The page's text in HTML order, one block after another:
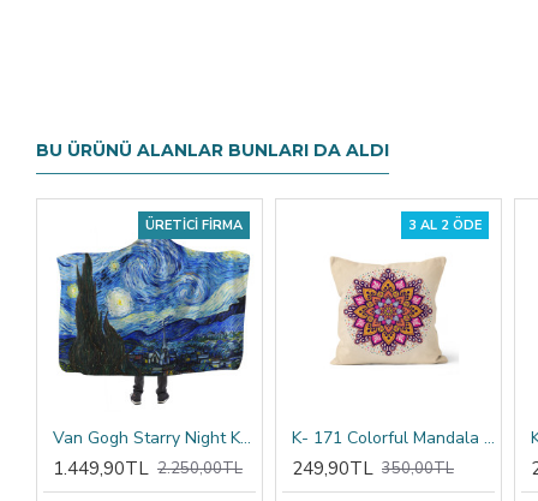
BU ÜRÜNÜ ALANLAR BUNLARI DA ALDI
ÜRETICI FIRMA
Van Gogh Starry Night Kapşonlu Battaniye
1.449,90TL 2.250,00TL
3 AL 2 ÖDE
K- 171 Colorful Mandala Tribal Çift Tarafı Baskılı Kırlent Kılıfı
249,90TL 350,00TL